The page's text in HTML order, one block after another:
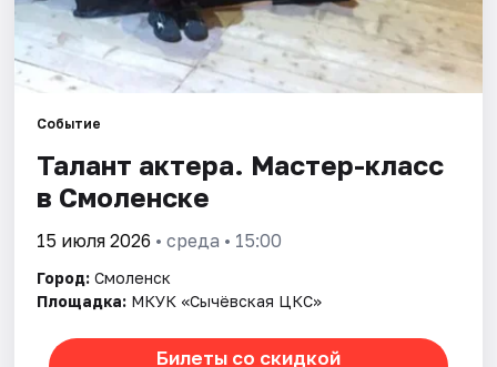
Событие
Талант актера. Мастер-класс
в Смоленске
15 июля 2026 • среда • 15:00
Город: Смоленск
Площадка: МКУК «Сычёвская ЦКС»
Билеты со скидкой